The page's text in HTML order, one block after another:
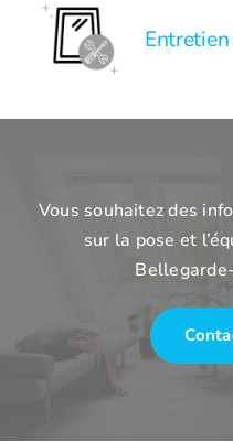
Vous souhaitez des
sur la pose et